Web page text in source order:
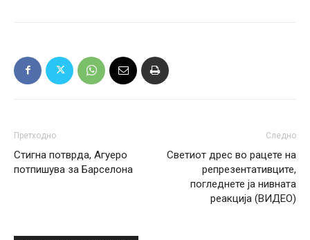
Претходно
Стигна потврда, Агуеро
потпишува за Барселона
Следно
Светиот дрес во рацете на
репрезентативците,
погледнете ја нивната
реакција (ВИДЕО)